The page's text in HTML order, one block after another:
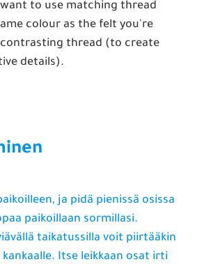
to use matching thread
colour as the felt you're
thread (to create
details).
ja pidä pienissä osissa
paikoillaan sormillasi.
taikatussilla voit piirtääkin
Itse leikkaan osat irti